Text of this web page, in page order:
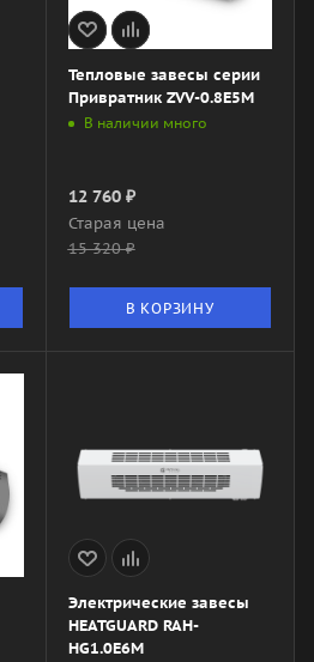
Тепловые завесы серии
Привратник ZVV-0.8E5M
В наличии много
12 760₽
Старая цена
15 320₽
В КОРЗИНУ
Электрические завесы
HEATGUARD RAH-
HG1.0E6M